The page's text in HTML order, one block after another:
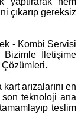
çıkarıp gereksiz
- Kombi Servisi
Bizimle İletişime
arızalarını en
son teknoloji ana
teslim